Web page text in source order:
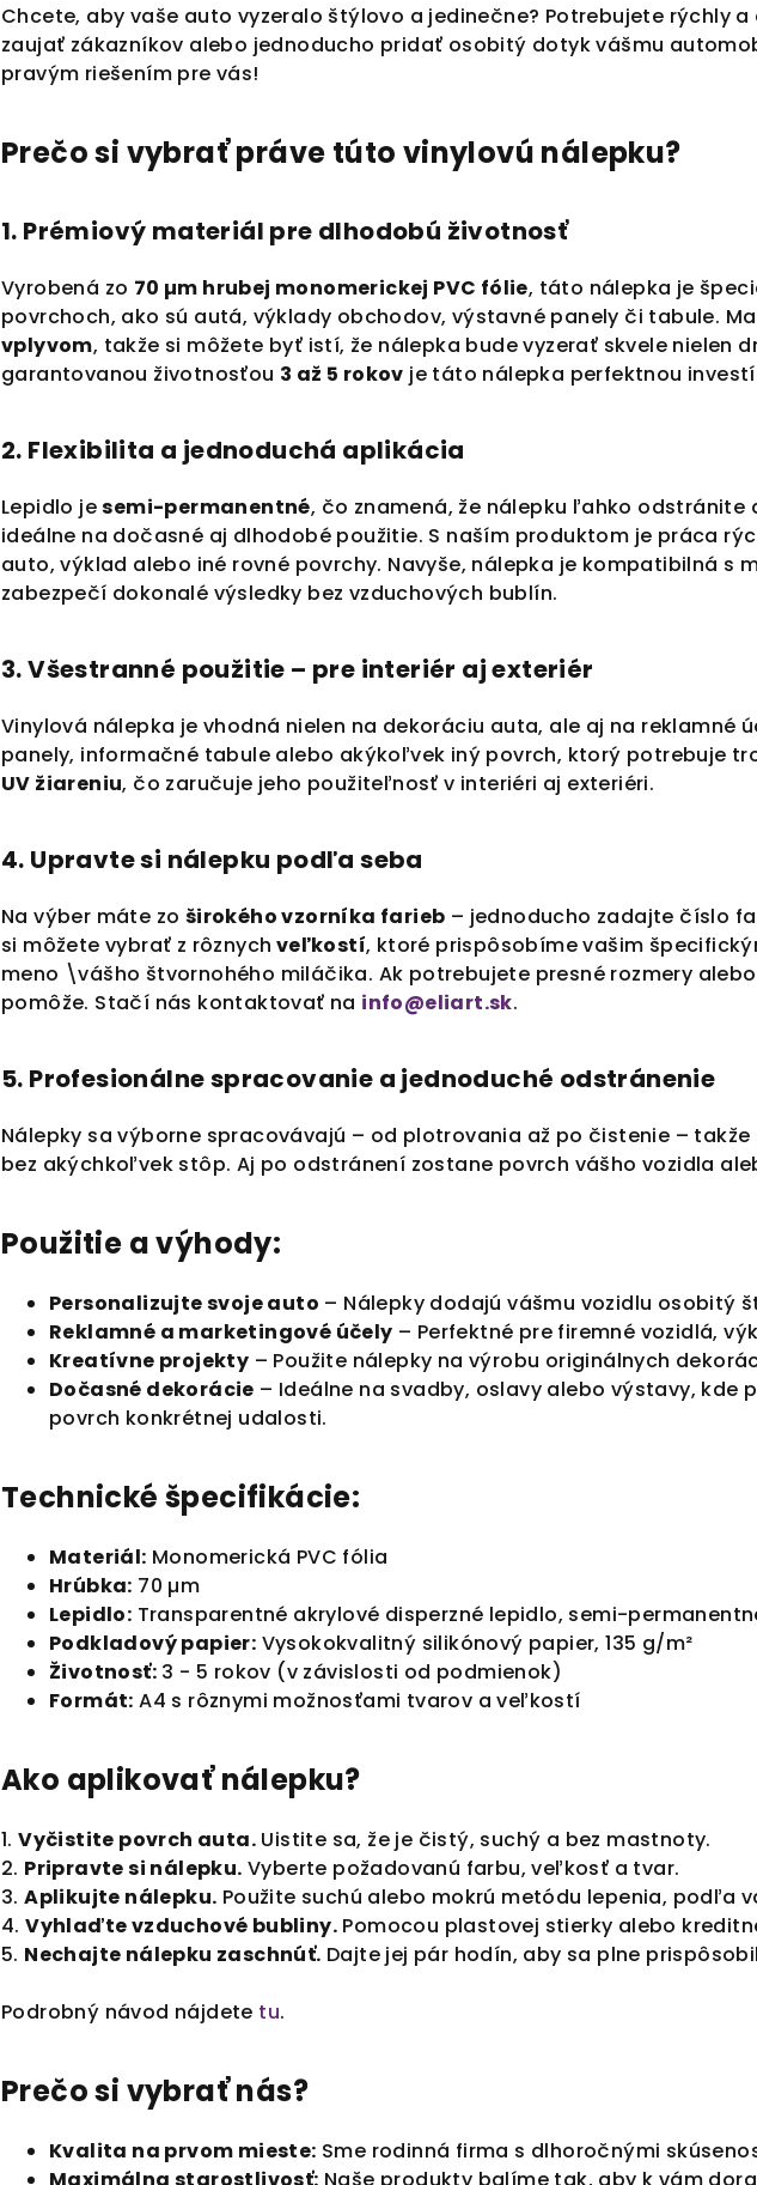
Chcete, aby vaše auto vyzeralo štýlovo a jedinečne? Potrebujete rýchly
zaujať zákazníkov alebo jednoducho pridať osobitý dotyk vášmu
pravým riešením pre vás!
Prečo si vybrať práve túto vinylovú nálepku?
1. Prémiový materiál pre dlhodobú životnosť
Vyrobená zo 70 µm hrubej monomerickej PVC fólie, táto nálepka je
povrchoch, ako sú autá, výklady obchodov, výstavné panely či tabule.
vplyvom, takže si môžete byť istí, že nálepka bude vyzerať skvele nielen
garantovanou životnosťou 3 až 5 rokov je táto nálepka perfektnou
2. Flexibilita a jednoduchá aplikácia
Lepidlo jesemi-permanentné, čo znamená, že nálepku ľahko
ideálne na dočasné aj dlhodobé použitie. S naším produktom je práca
auto, výklad alebo iné rovné povrchy. Navyše, nálepka je kompatibilná s
zabezpečí dokonalé výsledky bez vzduchových bublín.
3. Všestranné použitie – pre interiér aj exteriér
Vinylová nálepka je vhodná nielen na dekoráciu auta, ale aj na reklamné
panely, informačné tabule alebo akýkoľvek iný povrch, ktorý potrebuje
UV žiareniu, čo zaručuje jeho použiteľnosť v interiéri aj exteriéri.
4. Upravte si nálepku podľa seba
Na výber máte zo širokého vzorníka farieb – jednoducho zadajte číslo
si môžete vybrať z rôznych veľkostí, ktoré prispôsobíme vašim
meno \vášho štvornohého miláčika. Ak potrebujete presné rozmery
pomôže. Stačí nás kontaktovať na info@eliart.sk.
5. Profesionálne spracovanie a jednoduché odstránenie
Nálepky sa výborne spracovávajú – od plotrovania až po čistenie –
bez akýchkoľvek stôp. Aj po odstránení zostane povrch vášho vozidla
Použitie a výhody:
Personalizujte svoje auto – Nálepky dodajú vášmu vozidlu osobitý
Reklamné a marketingové účely – Perfektné pre firemné vozidlá,
Kreatívne projekty – Použite nálepky na výrobu originálnych
Dočasné dekorácie – Ideálne na svadby, oslavy alebo výstavy,
povrch konkrétnej udalosti.
Technické špecifikácie:
Materiál: Monomerická PVC fólia
Hrúbka: 70 µm
Lepidlo: Transparentné akrylové disperzné lepidlo, semi-
Podkladový papier: Vysokokvalitný silikónový papier, 135 g/m²
Životnosť: 3 - 5 rokov (v závislosti od podmienok)
Formát: A4 s rôznymi možnosťami tvarov a veľkostí
Ako aplikovať nálepku?
1. Vyčistite povrch auta. Uistite sa, že je čistý, suchý a bez mastnoty.
2. Pripravte si nálepku. Vyberte požadovanú farbu, veľkosť a tvar.
3. Aplikujte nálepku. Použite suchú alebo mokrú metódu lepenia, podľa
4. Vyhlaďte vzduchové bubliny. Pomocou plastovej stierky alebo
5. Nechajte nálepku zaschnúť. Dajte jej pár hodín, aby sa plne
Podrobný návod nájdete tu.
Prečo si vybrať nás?
Kvalita na prvom mieste: Sme rodinná firma s dlhoročnými
Maximálna starostlivosť: Naše produkty balíme tak, aby k vám